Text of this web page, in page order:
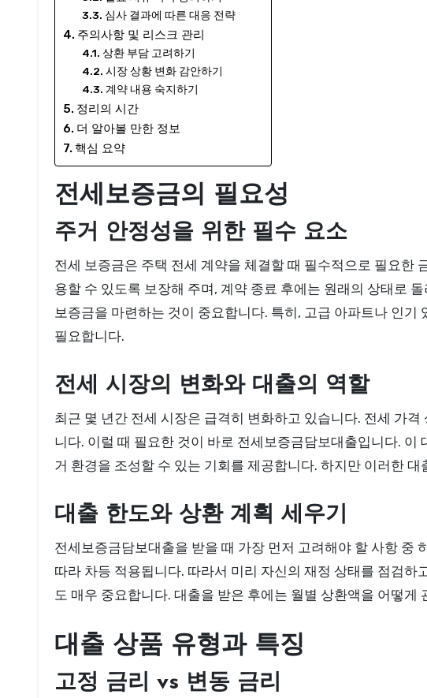
심사 결과에 따른 대응 전략
주의사항 및 리스크 관리
상환 부담 고려하기
시장 상황 변화 감안하기
계약 내용 숙지하기
정리의 시간
더 알아볼 만한 정보
핵심 요약
전세보증금의 필요성
주거 안정성을 위한 필수 요소
전세 보증금은 주택 전세 계약을 체결할 때 필수적으로 필요한
용할 수 있도록 보장해 주며, 계약 종료 후에는 원래의 상태로
보증금을 마련하는 것이 중요합니다. 특히, 고급 아파트나 인
필요합니다.
전세 시장의 변화와 대출의 역할
최근 몇 년간 전세 시장은 급격히 변화하고 있습니다. 전세 가
니다. 이럴 때 필요한 것이 바로 전세보증금담보대출입니다.
거 환경을 조성할 수 있는 기회를 제공합니다. 하지만 이러한
대출 한도와 상환 계획 세우기
전세보증금담보대출을 받을 때 가장 먼저 고려해야 할 사항 중
따라 차등 적용됩니다. 따라서 미리 자신의 재정 상태를 점검
도 매우 중요합니다. 대출을 받은 후에는 월별 상환액을 어떻
대출 상품 유형과 특징
고정 금리 vs 변동 금리